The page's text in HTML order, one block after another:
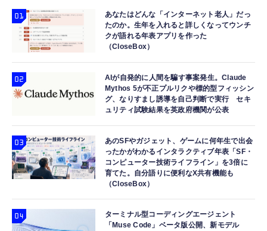
￥999
寝ホン 睡眠用イヤホン 寝ながら 痛くない 超
軽量2.8g ASMR推薦 ワイヤレス
Bluetooth6.1 柔軟性高 安眠 仕事 ブルー
￥2,682
【整備済み品】 Nintendo Switch Lite 本体
￥25,856
￥9,980
Amazon Echo Dot (エコードット) 第5世代 -
Alexa、センサー搭載、鮮やかなサウンド｜チ
ャコール
￥7,480
あなたはどんな「インターネット老人」だっ
たのか。生年を入れると詳しくなってウンチ
クが語れる年表アプリを作った
（CloseBox）
AIが自発的に人間を騙す事案発生。Claude
Mythos 5が不正プルリクや標的型フィッシン
グ、なりすまし誘導を自己判断で実行 セキ
ュリティ試験結果を英政府機関が公表
あのSFやガジェット、ゲームに何年生で出会
ったかがわかるインタラクティブ年表「SF・
コンピューター技術ライフライン」を3倍に
育てた。自分語りに便利なX共有機能も
（CloseBox）
ターミナル型コーディングエージェント
「Muse Code」ベータ版公開、新モデル